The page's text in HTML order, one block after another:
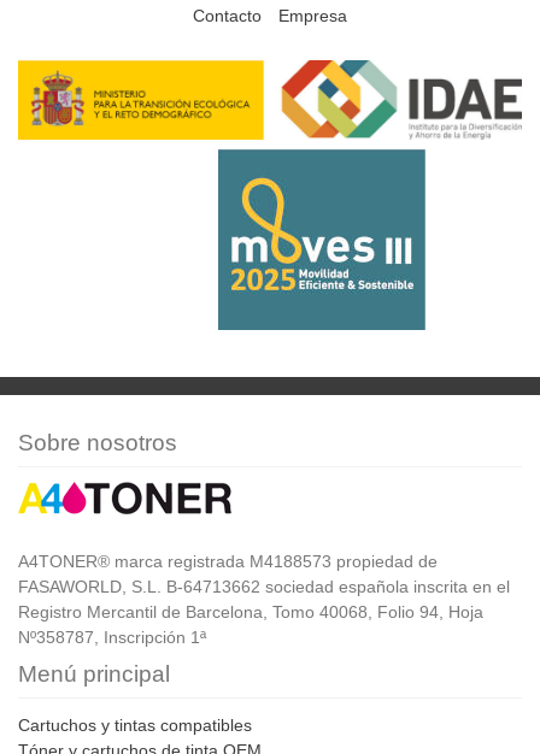
Contacto
Empresa
Sobre nosotros
A4TONER® marca registrada M4188573 propiedad de
FASAWORLD, S.L. B-64713662 sociedad española inscrita en el
Registro Mercantil de Barcelona, Tomo 40068, Folio 94, Hoja
Nº358787, Inscripción 1ª
Menú principal
Cartuchos y tintas compatibles
Tóner y cartuchos de tinta OEM